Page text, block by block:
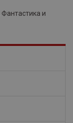
Фантастика и